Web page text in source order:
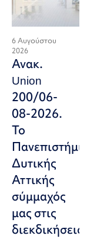
6 Αυγούστου
2026
Ανακ.
Union
200/06-
08-2026.
Το
Πανεπιστήμιο
Δυτικής
Αττικής
σύμμαχός
μας στις
διεκδικήσεις,